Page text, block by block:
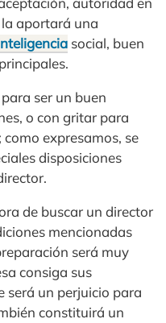
aportará una
social, buen
ser un buen
o con gritar para
expresamos, se
disposiciones
de buscar un director
mencionadas
será muy
consiga sus
será un perjuicio para
constituirá un